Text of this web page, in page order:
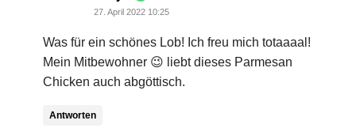
27. April 2022 10:25
Was für ein schönes Lob! Ich freu mich totaaaal!
Mein Mitbewohner 😉 liebt dieses Parmesan
Chicken auch abgöttisch.
Antworten